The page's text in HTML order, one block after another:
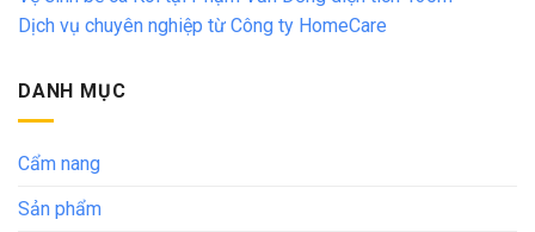
Dịch vụ chuyên nghiệp từ Công ty HomeCare
DANH MỤC
Cẩm nang
Sản phẩm